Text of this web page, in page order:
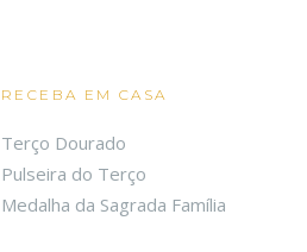
RECEBA EM CASA
Terço Dourado
Pulseira do Terço
Medalha da Sagrada Família